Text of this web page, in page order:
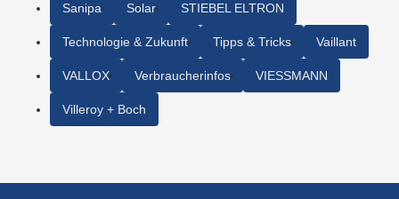
Sanipa Solar STIEBEL ELTRON
Technologie & Zukunft Tipps & Tricks Vaillant
VALLOX Verbraucherinfos VIESSMANN
Villeroy + Boch